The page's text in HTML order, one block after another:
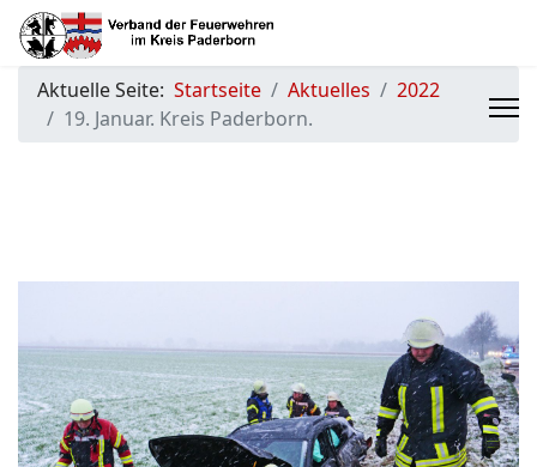
Aktuelle Seite: Startseite Aktuelles
2022
19. Januar. Kreis Paderborn.